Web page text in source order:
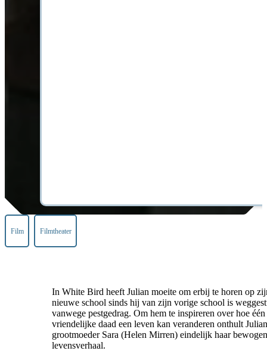
Film Filmtheater
In White Bird heeft Julian moeite om erbij te horen op
nieuwe school sinds hij van zijn vorige school is
vanwege pestgedrag. Om hem te inspireren over hoe één
vriendelijke daad een leven kan veranderen onthult
grootmoeder Sara (Helen Mirren) eindelijk haar bewogen
levensverhaal.